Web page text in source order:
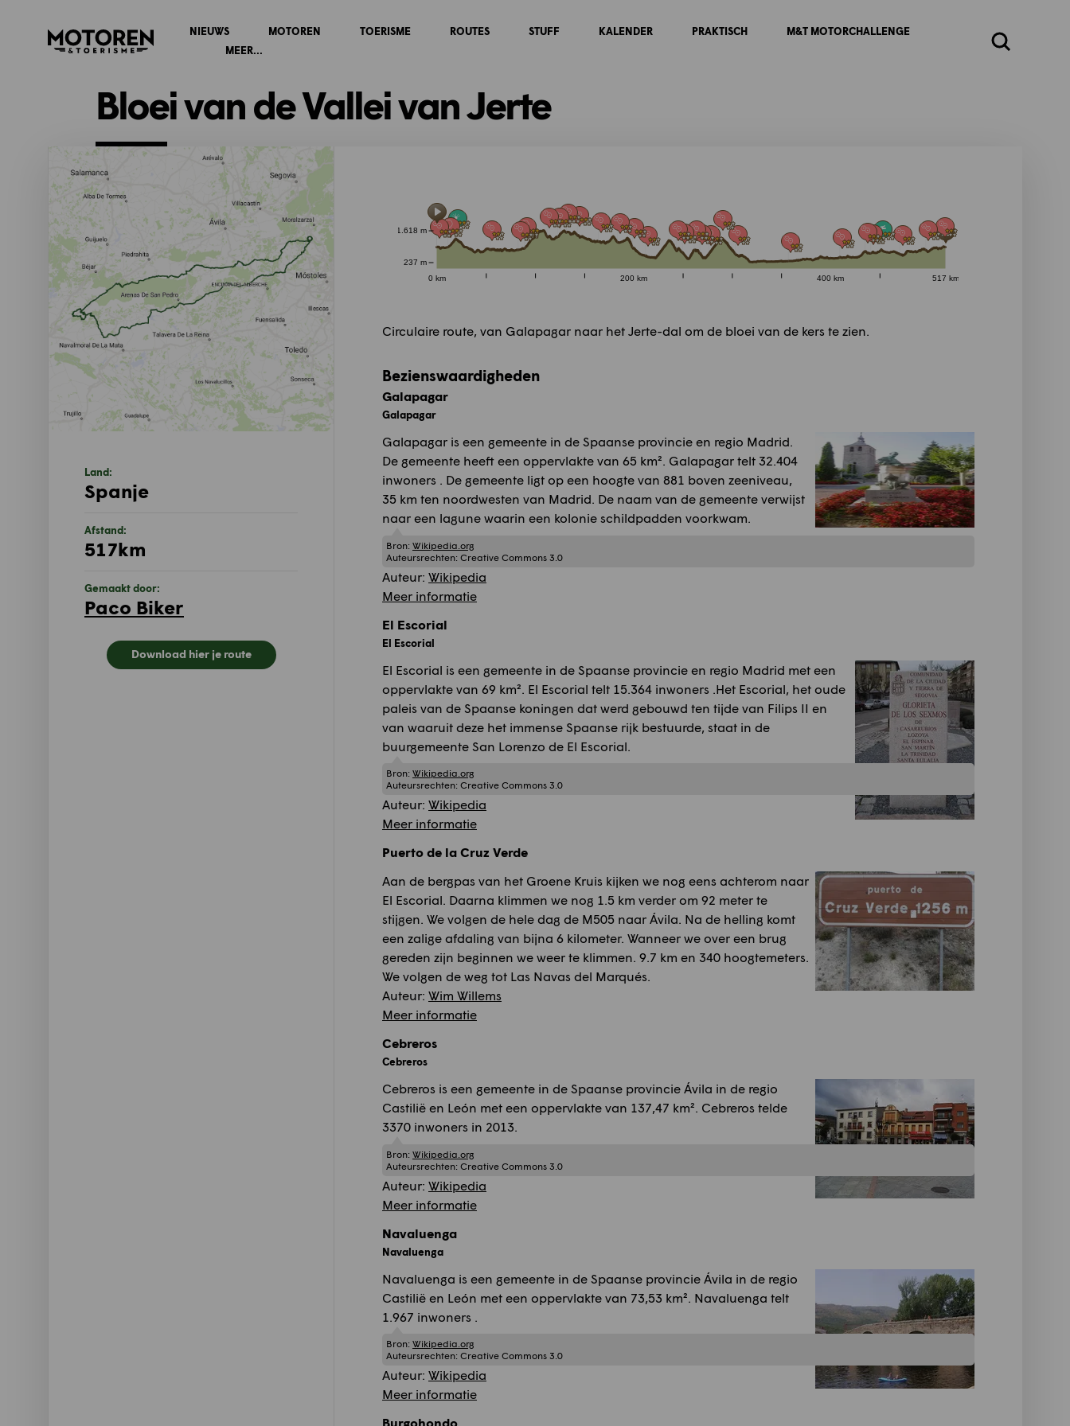
Homepage
NIEUWS MOTOREN TOERISME ROUTES STUFF KALENDER PRAKTISCH
M&T MOTORCHALLENGE
MEER...
Zoeken
Bloei van de Vallei van Jerte
0 km 200 km 400 km 517 km
237 m
1.618 m
Circulaire route, van Galapagar naar het Jerte-dal om de bloei van de kers te zien.
Bezienswaardigheden
Galapagar
Galapagar
Galapagar is een gemeente in de Spaanse provincie en regio Madrid.
De gemeente heeft een oppervlakte van 65 km². Galapagar telt 32.404
inwoners . De gemeente ligt op een hoogte van 881 boven zeeniveau,
35 km ten noordwesten van Madrid. De naam van de gemeente verwijst
naar een lagune waarin een kolonie schildpadden voorkwam.
Bron: Wikipedia.org
Auteursrechten: Creative Commons 3.0
Auteur: Wikipedia
Meer informatie
El Escorial
El Escorial
El Escorial is een gemeente in de Spaanse provincie en regio Madrid met een
oppervlakte van 69 km². El Escorial telt 15.364 inwoners .Het Escorial, het oude
paleis van de Spaanse koningen dat werd gebouwd ten tijde van Filips II en
van waaruit deze het immense Spaanse rijk bestuurde, staat in de
buurgemeente San Lorenzo de El Escorial.
Bron: Wikipedia.org
Auteursrechten: Creative Commons 3.0
Auteur: Wikipedia
Meer informatie
Puerto de la Cruz Verde
Aan de bergpas van het Groene Kruis kijken we nog eens achterom naar
El Escorial. Daarna klimmen we nog 1.5 km verder om 92 meter te
stijgen. We volgen de hele dag de M505 naar Ávila. Na de helling komt
een zalige afdaling van bijna 6 kilometer. Wanneer we over een brug
gereden zijn beginnen we weer te klimmen. 9.7 km en 340 hoogtemeters.
We volgen de weg tot Las Navas del Marqués.
Auteur: Wim Willems
Meer informatie
Cebreros
Cebreros
Cebreros is een gemeente in de Spaanse provincie Ávila in de regio
Castilië en León met een oppervlakte van 137,47 km². Cebreros telde
3370 inwoners in 2013.
Bron: Wikipedia.org
Auteursrechten: Creative Commons 3.0
Auteur: Wikipedia
Meer informatie
Navaluenga
Navaluenga
Navaluenga is een gemeente in de Spaanse provincie Ávila in de regio
Castilië en León met een oppervlakte van 73,53 km². Navaluenga telt
1.967 inwoners .
Bron: Wikipedia.org
Auteursrechten: Creative Commons 3.0
Auteur: Wikipedia
Meer informatie
Burgohondo
Land:
Spanje
Afstand:
517km
Gemaakt door:
Paco Biker
Download hier je route